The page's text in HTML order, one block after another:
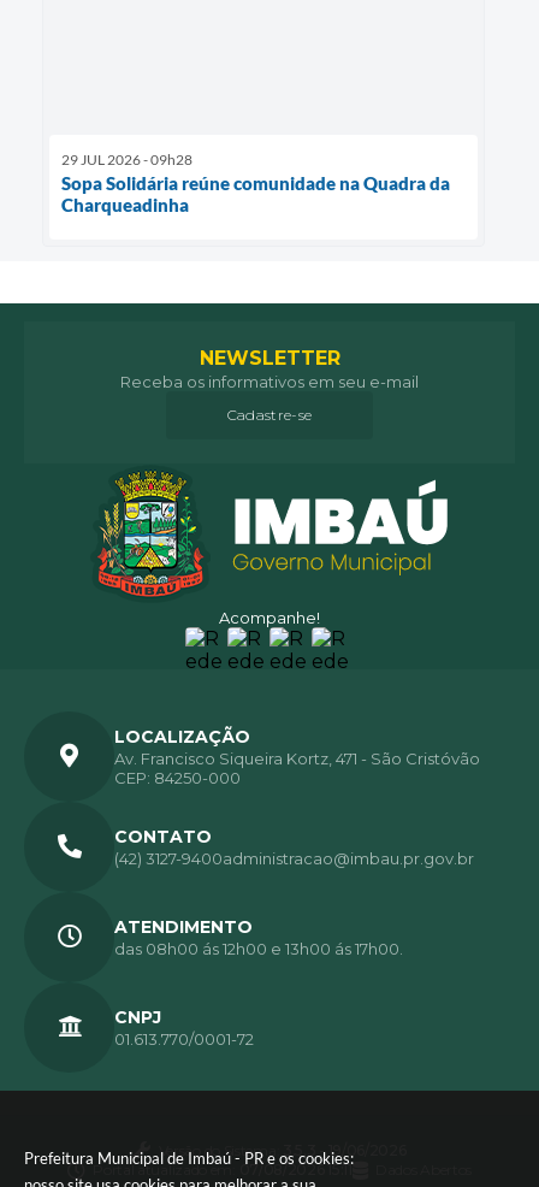
Prefeitura Municipal de Imbaú - PR e os cookies:
29 JUL 2026 - 09h28
Sopa Solidária reúne comunidade na Quadra da
Charqueadinha
Acompanhe!
NEWSLETTER
Receba os informativos em seu e-mail
Cadastre-se
LOCALIZAÇÃO
Av. Francisco Siqueira Kortz, 471 - São Cristóvão
CEP: 84250-000
CONTATO
(42) 3127-9400administracao@imbau.pr.gov.br
ATENDIMENTO
das 08h00 ás 12h00 e 13h00 ás 17h00.
CNPJ
01.613.770/0001-72
Versão do Sistema:
3.5.3 - 19/06/2026
Portal atualizado em:
07/08/2026 15:11